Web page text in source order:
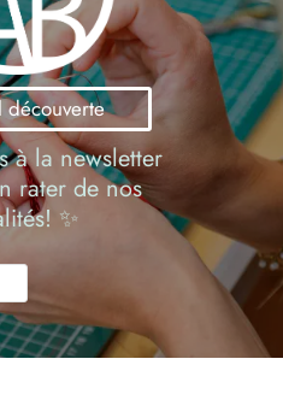
à la newsletter
rater de nos
✨